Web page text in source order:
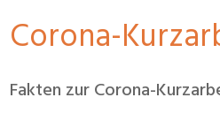
Corona-
Fakten zur Corona-